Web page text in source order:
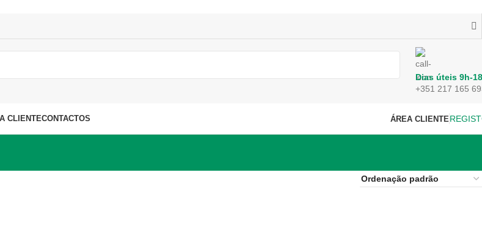
Dias úteis 9h-
+351 217 165
CLIENTECONTACTOS ÁREA CLIENTE